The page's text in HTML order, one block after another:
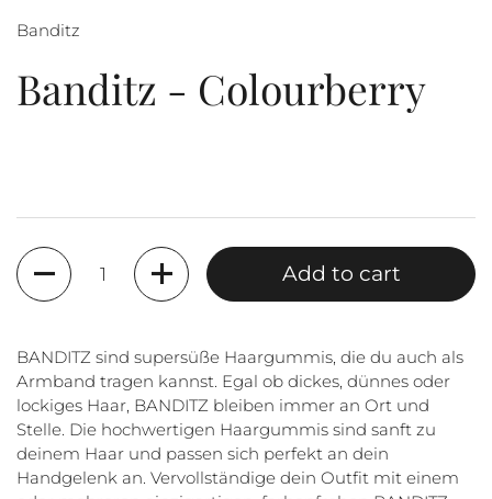
Banditz
Banditz - Colourberry
Quantity
Add to cart
BANDITZ sind supersüße Haargummis, die du auch als
Armband tragen kannst. Egal ob dickes, dünnes oder
lockiges Haar, BANDITZ bleiben immer an Ort und
Stelle. Die hochwertigen Haargummis sind sanft zu
deinem Haar und passen sich perfekt an dein
Handgelenk an. Vervollständige dein Outfit mit einem